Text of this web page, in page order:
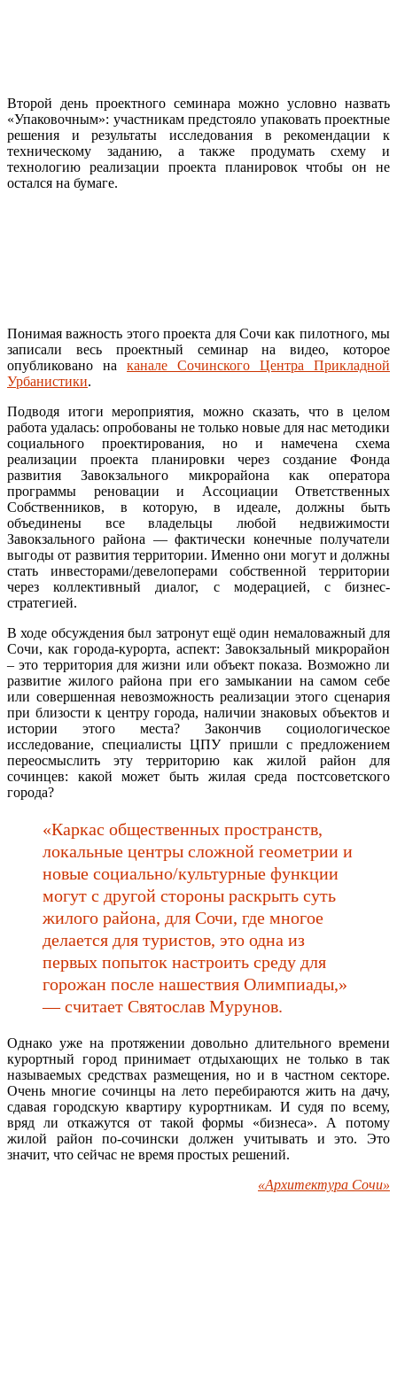
Второй день проектного семинара можно условно назвать
«Упаковочным»: участникам предстояло упаковать проектные
решения и результаты исследования в рекомендации к
техническому заданию, а также продумать схему и
технологию реализации проекта планировок чтобы он не
остался на бумаге.
Понимая важность этого проекта для Сочи как пилотного, мы
записали весь проектный семинар на видео, которое
опубликовано на канале Сочинского Центра Прикладной
Урбанистики.
Подводя итоги мероприятия, можно сказать, что в целом
работа удалась: опробованы не только новые для нас методики
социального проектирования, но и намечена схема
реализации проекта планировки через создание Фонда
развития Завокзального микрорайона как оператора
программы реновации и Ассоциации Ответственных
Собственников, в которую, в идеале, должны быть
объединены все владельцы любой недвижимости
Завокзального района — фактически конечные получатели
выгоды от развития территории. Именно они могут и должны
стать инвесторами/девелоперами собственной территории
через коллективный диалог, с модерацией, с бизнес-
стратегией.
В ходе обсуждения был затронут ещё один немаловажный для
Сочи, как города-курорта, аспект: Завокзальный микрорайон
– это территория для жизни или объект показа. Возможно ли
развитие жилого района при его замыкании на самом себе
или совершенная невозможность реализации этого сценария
при близости к центру города, наличии знаковых объектов и
истории этого места? Закончив социологическое
исследование, специалисты ЦПУ пришли с предложением
переосмыслить эту территорию как жилой район для
сочинцев: какой может быть жилая среда постсоветского
города?
«Каркас общественных пространств,
локальные центры сложной геометрии и
новые социально/культурные функции
могут с другой стороны раскрыть суть
жилого района, для Сочи, где многое
делается для туристов, это одна из
первых попыток настроить среду для
горожан после нашествия Олимпиады,»
— считает Святослав Мурунов.
Однако уже на протяжении довольно длительного времени
курортный город принимает отдыхающих не только в так
называемых средствах размещения, но и в частном секторе.
Очень многие сочинцы на лето перебираются жить на дачу,
сдавая городскую квартиру курортникам. И судя по всему,
вряд ли откажутся от такой формы «бизнеса». А потому
жилой район по-сочински должен учитывать и это. Это
значит, что сейчас не время простых решений.
«Архитектура Сочи»